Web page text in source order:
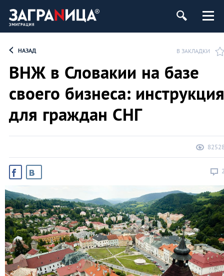
НАЗАД В ЗАКЛАДКИ
ВНЖ в Словакии на базе
своего бизнеса: инструкция
для граждан СНГ